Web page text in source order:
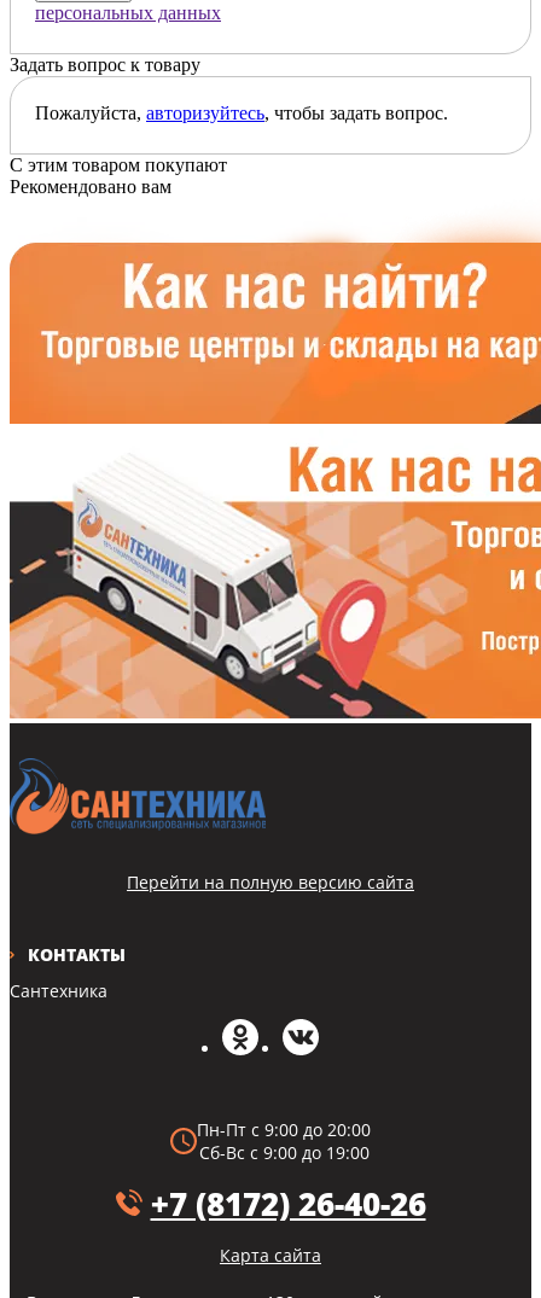
персональных данных
Задать вопрос к товару
Пожалуйста, авторизуйтесь, чтобы задать вопрос.
С этим товаром покупают
Рекомендовано вам
КОНТАКТЫ
Сантехника
Пн-Пт с 9:00 до 20:00
Сб-Вс с 9:00 до 19:00
+7 (8172) 26-40-26
Карта сайта
Перейти на полную версию сайта